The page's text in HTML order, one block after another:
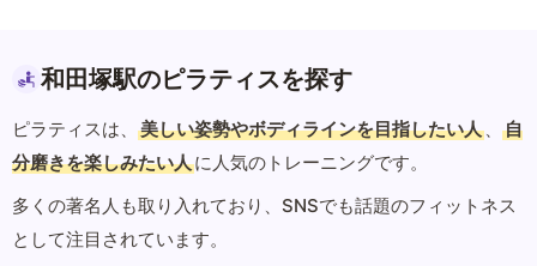
和田塚駅のピラティスを探す
ピラティスは、 美しい姿勢やボディラインを目指したい人 、
自
分磨きを楽しみたい人に人気のトレーニングです。
多くの著名人も取り入れており、SNSでも話題のフィットネス
として注目されています。